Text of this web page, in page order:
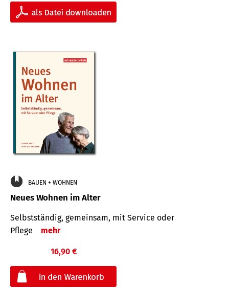
BAUEN + WOHNEN
Neues Wohnen im Alter
Selbstständig, gemeinsam, mit Service oder
Pflege
mehr
16,90 €